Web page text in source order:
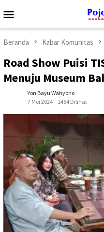
ke
Mobile
Beranda Kabar Komunitas
Road Show Puisi
Menuju Museum
Yon Bayu Wahyono
7 Mei 2024
1454 Dilihat